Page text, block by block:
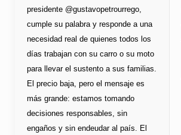
presidente @gustavopetrourrego,
cumple su palabra y responde a una
necesidad real de quienes todos los
días trabajan con su carro o su moto
para llevar el sustento a sus familias.
El precio baja, pero el mensaje es
más grande: estamos tomando
decisiones responsables, sin
engaños y sin endeudar al país. El